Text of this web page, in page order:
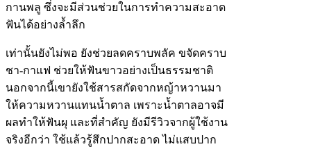
กานพลู ซึ่งจะมีส่วนช่วยในการทำความสะอาด
ฟันได้อย่างล้ำลึก
เท่านั้นยังไม่พอ ยังช่วยลดคราบพลัค ขจัดคราบ
ชา-กาแฟ ช่วยให้ฟันขาวอย่างเป็นธรรมชาติ
นอกจากนี้เขายังใช้สารสกัดจากหญ้าหวานมา
ให้ความหวานแทนน้ำตาล เพราะน้ำตาลอาจมี
ผลทำให้ฟันผุ และที่สำคัญ ยังมีรีวิวจากผู้ใช้งาน
จริงอีกว่า ใช้แล้วรู้สึกปากสะอาด ไม่แสบปาก